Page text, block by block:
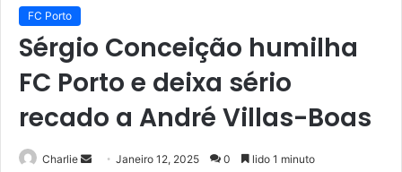
FC Porto
Sérgio Conceição humilha
FC Porto e deixa sério
recado a André Villas-Boas
Charlie
SendJaneiro 12, 2025 0 lido 1 minuto